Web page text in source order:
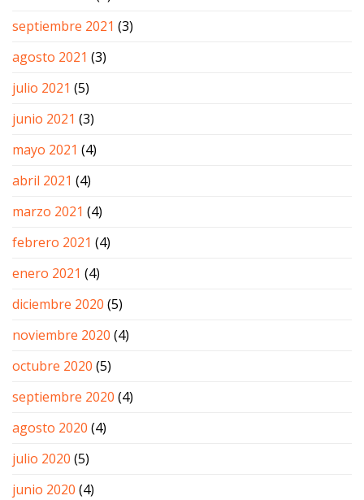
septiembre 2021 (3)
agosto 2021 (3)
julio 2021 (5)
junio 2021 (3)
mayo 2021 (4)
abril 2021 (4)
marzo 2021 (4)
febrero 2021 (4)
enero 2021 (4)
diciembre 2020 (5)
noviembre 2020 (4)
octubre 2020 (5)
septiembre 2020 (4)
agosto 2020 (4)
julio 2020 (5)
junio 2020 (4)